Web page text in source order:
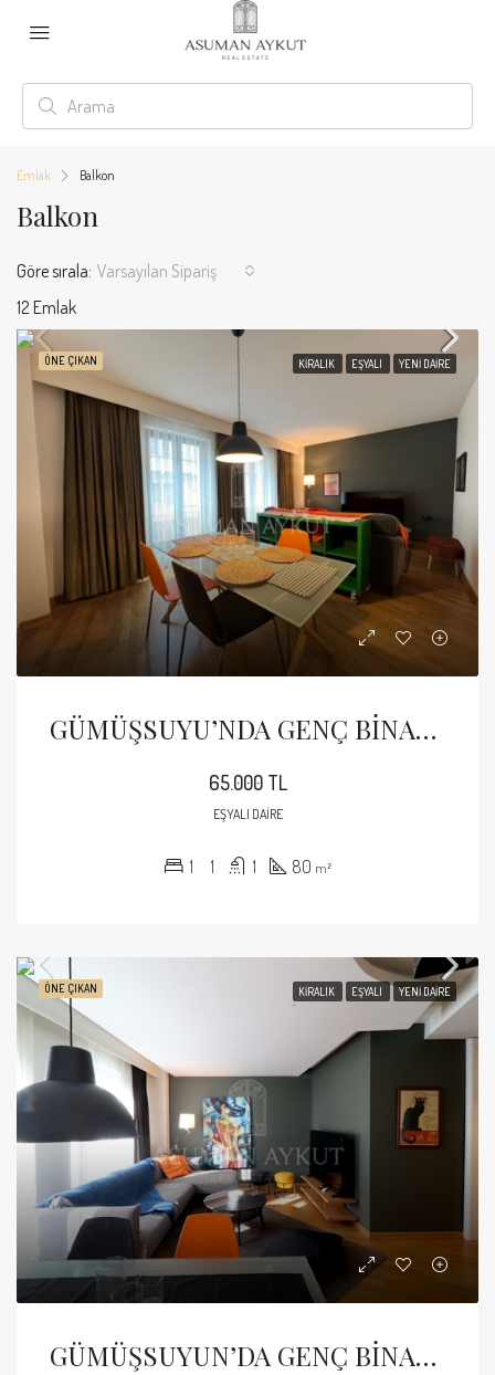
Emlak Balkon
Balkon
12 Emlak
Göre sırala: Varsayılan Sipariş
ÖNE ÇIKAN KIRALIK EŞYALI YENI DAIRE
GÜMÜŞSUYU’NDA GENÇ BİNADA EŞYALI KİRALIK 1+1 DAİRE
65.000 TL
EŞYALI DAIRE
1 1 1 80 m²
ÖNE ÇIKAN KIRALIK EŞYALI YENI DAIRE
GÜMÜŞSUYUN’DA GENÇ BİNADA 2+1 EŞYALI BALKONLU KİRALIK DAİRE